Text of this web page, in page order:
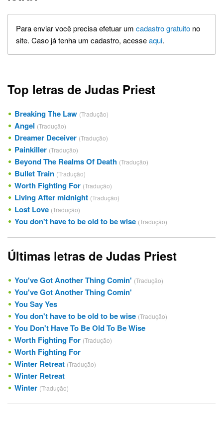
Para enviar você precisa efetuar um cadastro gratuito no
site. Caso já tenha um cadastro, acesseaqui.
Top letras de Judas Priest
Breaking The Law (Tradução)
Angel (Tradução)
Dreamer Deceiver (Tradução)
Painkiller (Tradução)
Beyond The Realms Of Death (Tradução)
Bullet Train (Tradução)
Worth Fighting For (Tradução)
Living After midnight (Tradução)
Lost Love (Tradução)
You don't have to be old to be wise (Tradução)
Últimas letras de Judas Priest
You've Got Another Thing Comin' (Tradução)
You've Got Another Thing Comin'
You Say Yes
You don't have to be old to be wise (Tradução)
You Don't Have To Be Old To Be Wise
Worth Fighting For (Tradução)
Worth Fighting For
Winter Retreat (Tradução)
Winter Retreat
Winter (Tradução)